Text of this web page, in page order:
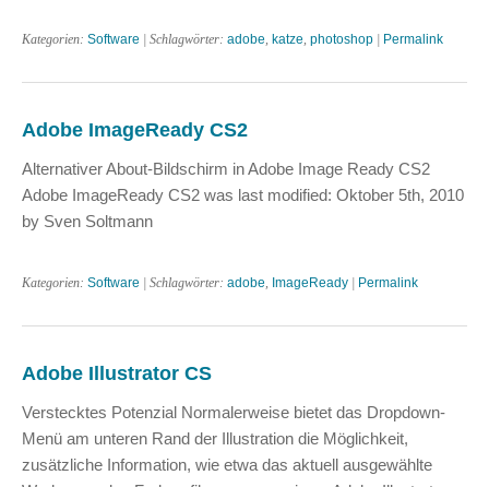
Kategorien: Software | Schlagwörter: adobe, katze, photoshop Permalink
Adobe ImageReady CS2
Alternativer About-Bildschirm in Adobe Image Ready CS2
Adobe ImageReady CS2 was last modified: Oktober 5th, 2010
by Sven Soltmann
Kategorien: Software | Schlagwörter: adobe, ImageReady Permalink
Adobe Illustrator CS
Verstecktes Potenzial Normalerweise bietet das Dropdown-
Menü am unteren Rand der Illustration die Möglichkeit,
zusätzliche Information, wie etwa das aktuell ausgewählte